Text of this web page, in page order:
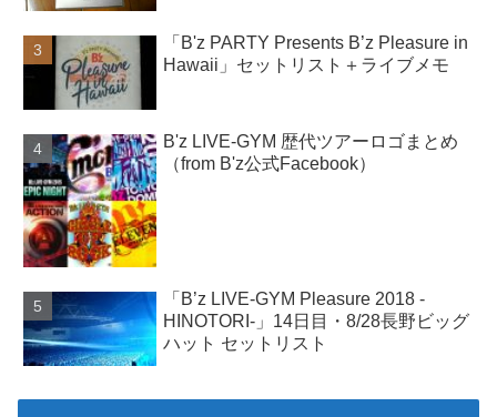
「B'z PARTY Presents B’z Pleasure in
Hawaii」セットリスト＋ライブメモ
B'z LIVE-GYM 歴代ツアーロゴまとめ
（from B'z公式Facebook）
「B’z LIVE-GYM Pleasure 2018 -
HINOTORI-」14日目・8/28長野ビッグ
ハット セットリスト